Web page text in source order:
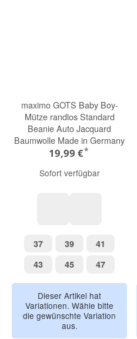
maximo GOTS Baby Boy-
Mütze randlos Standard
Beanie Auto Jacquard
Baumwolle Made in Germany
19,99 €*
Sofort verfügbar
3737 3939 41
4343 4545 4747
Dieser Artikel hat
Variationen. Wähle bitte
die gewünschte Variation
aus.